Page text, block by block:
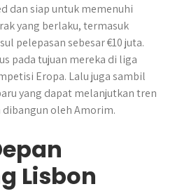
dan siap untuk memenuhi
yang berlaku, termasuk
pelepasan sebesar €10 juta.
pada tujuan mereka di liga
Eropa. Lalu juga sambil
yang dapat melanjutkan tren
oleh Amorim.
Lisbon